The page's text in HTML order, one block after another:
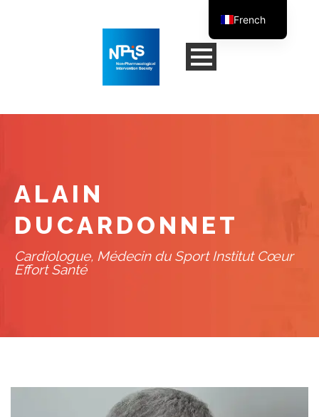
ALAIN
DUCARDONNET
Cardiologue, Médecin du Sport Institut Cœur
Effort Santé
French
English